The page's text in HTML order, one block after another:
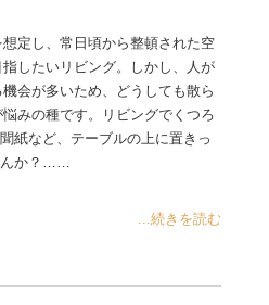
想定し、常日頃から整頓された空
指したいリビング。しかし、人が
機会が多いため、どうしても散ら
悩みの種です。リビングでくつろ
紙など、テーブルの上に置きっ
んか？……
...続きを読む